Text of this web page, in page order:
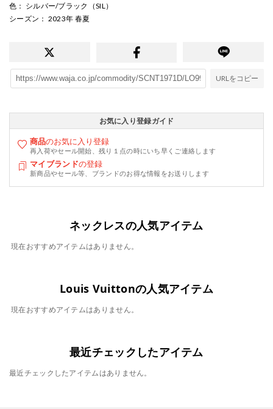
色 ： シルバー/ブラック（SIL）
シーズン ： 2023年 春夏
URLをコピー
お気に入り登録ガイド
商品のお気に入り登録
再入荷やセール開始、残り１点の時にいち早くご連絡します
マイブランドの登録
新商品やセール等、ブランドのお得な情報をお送りします
ネックレスの人気アイテム
現在おすすめアイテムはありません。
Louis Vuittonの人気アイテム
現在おすすめアイテムはありません。
最近チェックしたアイテム
最近チェックしたアイテムはありません。